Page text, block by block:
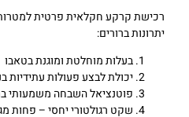
רכישת קרקע חקלאית פרטית
יתרונות ברורים:
בעלות מוחלטת ומוגנת בטאבו
יכולת לבצע פעולות עתידיות
פוטנציאל השבחה משמעותי
שקט רגולטורי יחסי – פחות